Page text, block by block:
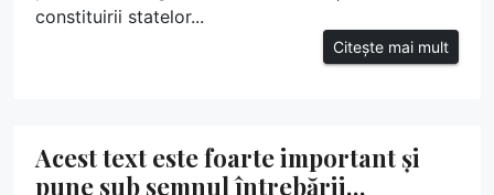
constituirii statelor...
Citește mai mult
Acest text este foarte important și
pune sub semnul întrebării…